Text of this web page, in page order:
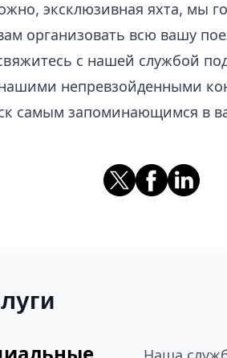
эксклюзивная яхта, мы
организовать всю вашу
с нашей службой
непревзойденными
самым запоминающимся в